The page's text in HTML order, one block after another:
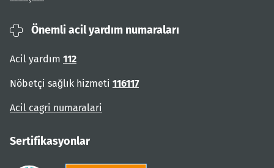
Önemli acil yardım numaraları
Acil yardım 112
Nöbetçi sağlık hizmeti 116117
Acil cagri numaralari
Sertifikasyonlar